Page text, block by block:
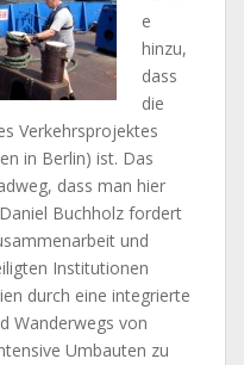
e
hinzu,
dass
die
Verkehrsprojektes
in Berlin) ist. Das
dass man hier
Buchholz fordert
und
Institutionen
durch eine integrierte
Wanderwegs von
Umbauten zu